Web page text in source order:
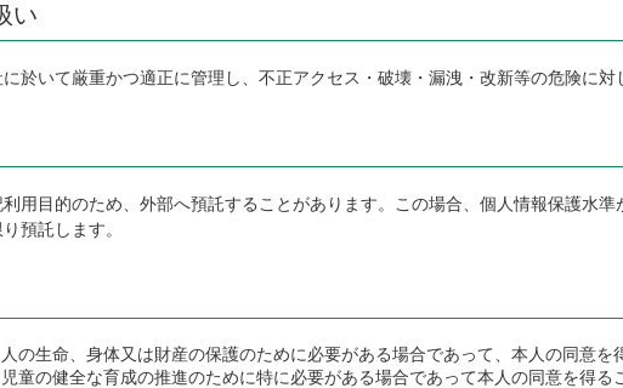
い
於いて厳重かつ適正に管理し、不正アクセス・破壊・漏洩・改新等の危険に対
用目的のため、外部へ預託することがあります。この場合、個人情報保護水
預託します。
の生命、身体又は財産の保護のために必要がある場合であって、本人の同意を
童の健全な育成の推進のために特に必要がある場合であって本人の同意を得る